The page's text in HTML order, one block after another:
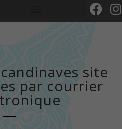
site
par courrier